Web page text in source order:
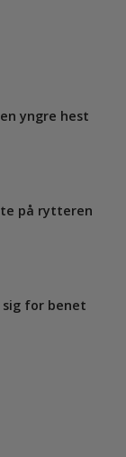
yngre hest
på rytteren
for benet